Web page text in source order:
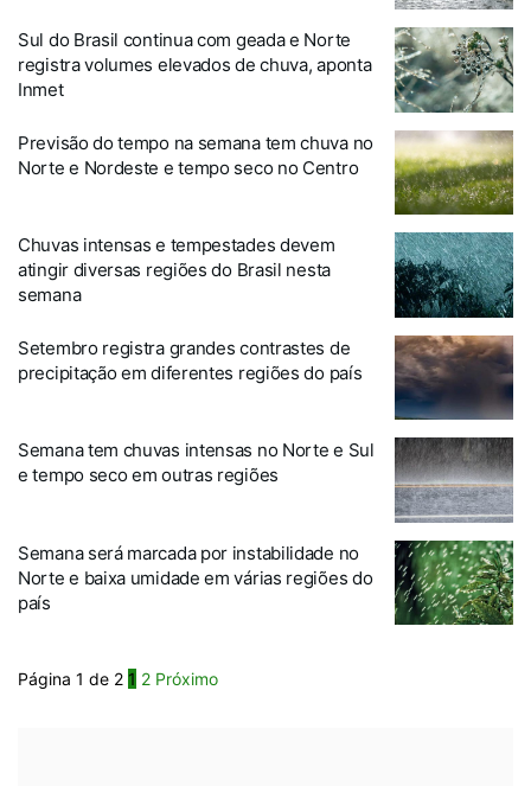
Sul do Brasil continua com geada e Norte
registra volumes elevados de chuva, aponta
Inmet
Previsão do tempo na semana tem chuva no
Norte e Nordeste e tempo seco no Centro
Chuvas intensas e tempestades devem
atingir diversas regiões do Brasil nesta
semana
Setembro registra grandes contrastes de
precipitação em diferentes regiões do país
Semana tem chuvas intensas no Norte e Sul
e tempo seco em outras regiões
Semana será marcada por instabilidade no
Norte e baixa umidade em várias regiões do
país
Página 1 de 2 1 2 Próximo